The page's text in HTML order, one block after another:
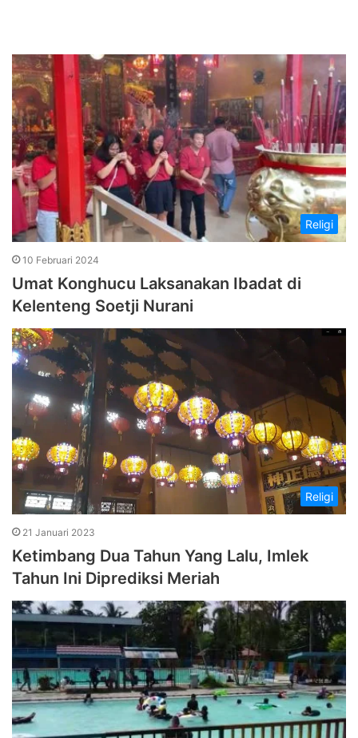
Religi
10 Februari 2024
Umat Konghucu Laksanakan Ibadat di
Kelenteng Soetji Nurani
Religi
21 Januari 2023
Ketimbang Dua Tahun Yang Lalu, Imlek
Tahun Ini Diprediksi Meriah